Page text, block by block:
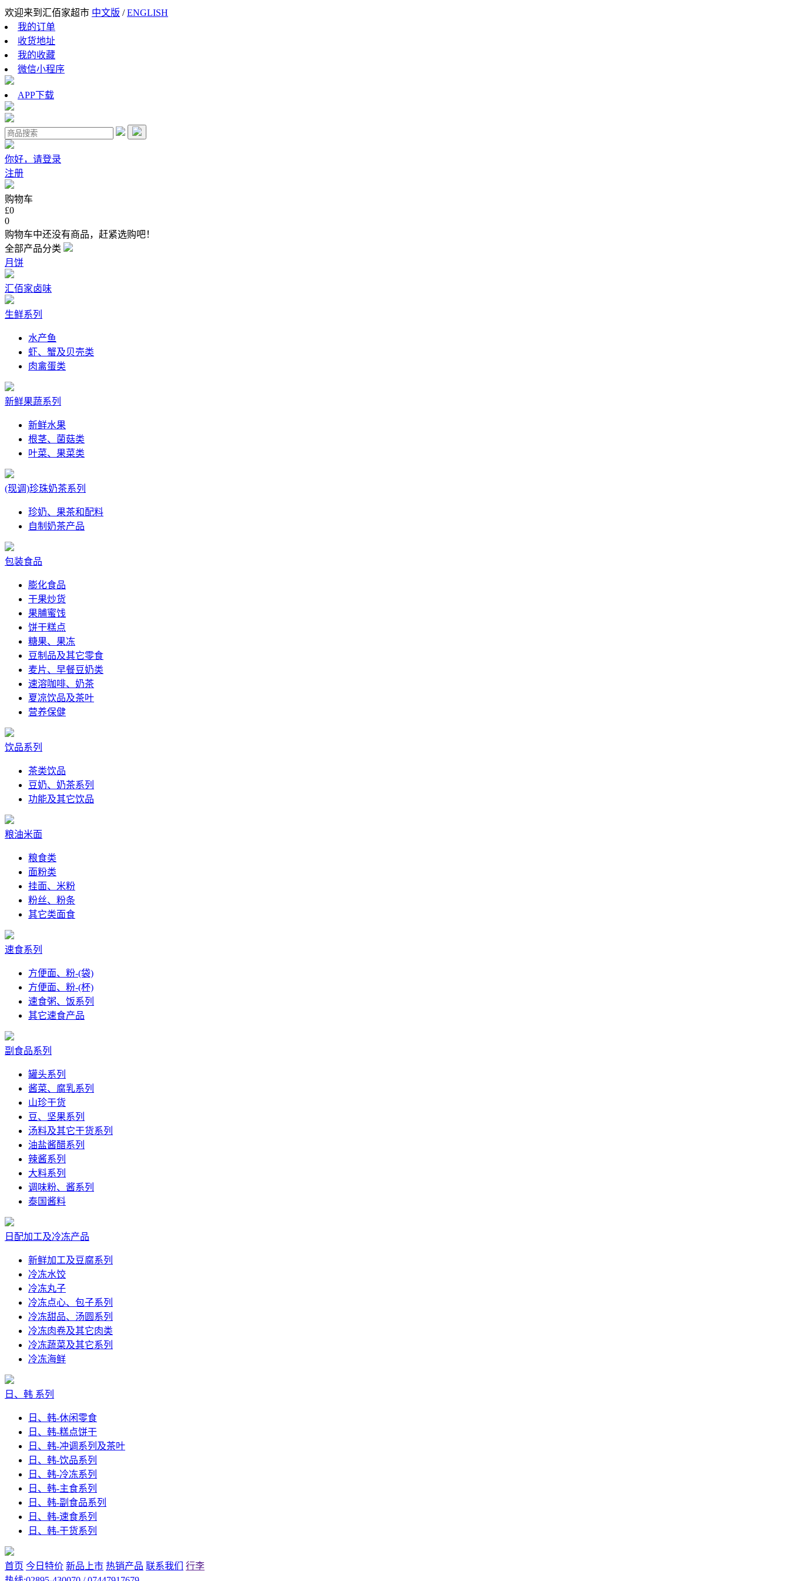
欢迎来到汇佰家超市 中文版 /ENGLISH
我的订单
收货地址
我的收藏
微信小程序
APP下载
你好，请登录
注册
购物车
£0
0
购物车中还没有商品，赶紧选购吧！
全部产品分类
月饼
汇佰家卤味
生鲜系列
水产鱼
虾、蟹及贝壳类
肉禽蛋类
新鲜果蔬系列
新鲜水果
根茎、菌菇类
叶菜、果菜类
(现调)珍珠奶茶系列
珍奶、果茶和配料
自制奶茶产品
包装食品
膨化食品
干果炒货
果脯蜜饯
饼干糕点
糖果、果冻
豆制品及其它零食
麦片、早餐豆奶类
速溶咖啡、奶茶
夏凉饮品及茶叶
营养保健
饮品系列
茶类饮品
豆奶、奶茶系列
功能及其它饮品
粮油米面
粮食类
面粉类
挂面、米粉
粉丝、粉条
其它类面食
速食系列
方便面、粉-(袋)
方便面、粉-(杯)
速食粥、饭系列
其它速食产品
副食品系列
罐头系列
酱菜、腐乳系列
山珍干货
豆、坚果系列
汤料及其它干货系列
油盐酱醋系列
辣酱系列
大料系列
调味粉、酱系列
泰国酱料
日配加工及冷冻产品
新鲜加工及豆腐系列
冷冻水饺
冷冻丸子
冷冻点心、包子系列
冷冻甜品、汤圆系列
冷冻肉卷及其它肉类
冷冻蔬菜及其它系列
冷冻海鲜
日、韩 系列
日、韩-休闲零食
日、韩-糕点饼干
日、韩-冲调系列及茶叶
日、韩-饮品系列
日、韩-冷冻系列
日、韩-主食系列
日、韩-副食品系列
日、韩-速食系列
日、韩-干货系列
首页 今日特价 新品上市 热销产品 联系我们
行李